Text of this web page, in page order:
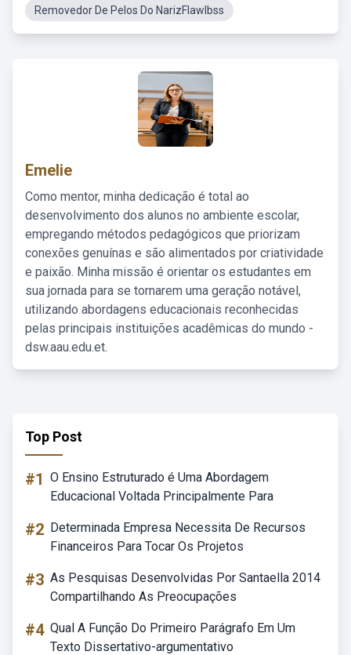
Removedor De Pelos Do NarizFlawlbss
Emelie
Como mentor, minha dedicação é total ao
desenvolvimento dos alunos no ambiente escolar,
empregando métodos pedagógicos que priorizam
conexões genuínas e são alimentados por criatividade
e paixão. Minha missão é orientar os estudantes em
sua jornada para se tornarem uma geração notável,
utilizando abordagens educacionais reconhecidas
pelas principais instituições acadêmicas do mundo -
dsw.aau.edu.et.
Top Post
#1 O Ensino Estruturado é Uma Abordagem
Educacional Voltada Principalmente Para
#2 Determinada Empresa Necessita De Recursos
Financeiros Para Tocar Os Projetos
#3 As Pesquisas Desenvolvidas Por Santaella 2014
Compartilhando As Preocupações
#4 Qual A Função Do Primeiro Parágrafo Em Um
Texto Dissertativo-argumentativo